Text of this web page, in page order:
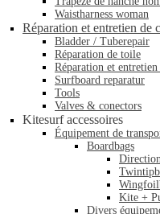
Waistharness woman
Réparation et entretien de
Bladder / Tuberepair
Réparation de toile
Réparation et
Surfboard reparatur
Tools
Valves & conectors
Kitesurf accessoires
Équipement de
Boardbags
Kite +
Divers